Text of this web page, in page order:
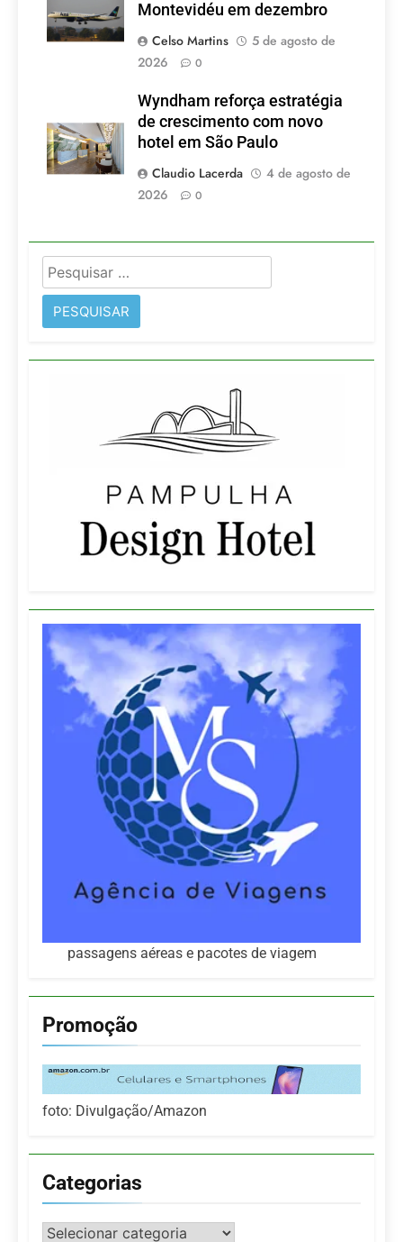
Montevidéu em dezembro
Celso Martins
5 de agosto de
2026
0
Wyndham reforça estratégia
de crescimento com novo
hotel em São Paulo
Claudio Lacerda
4 de agosto de
2026
0
Pesquisar
por:
passagens aéreas e pacotes de viagem
Promoção
foto: Divulgação/Amazon
Categorias
Categorias